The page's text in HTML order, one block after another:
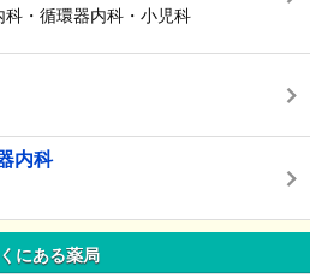
・循環器内科・小児科
内科
にある薬局